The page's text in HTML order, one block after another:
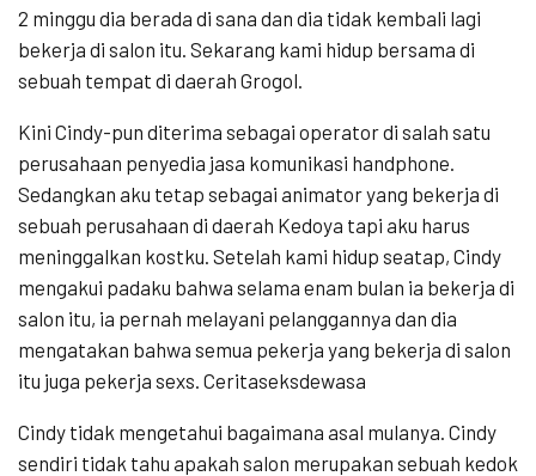
2 minggu dia berada di sana dan dia tidak kembali lagi
bekerja di salon itu. Sekarang kami hidup bersama di
sebuah tempat di daerah Grogol.
Kini Cindy-pun diterima sebagai operator di salah satu
perusahaan penyedia jasa komunikasi handphone.
Sedangkan aku tetap sebagai animator yang bekerja di
sebuah perusahaan di daerah Kedoya tapi aku harus
meninggalkan kostku. Setelah kami hidup seatap, Cindy
mengakui padaku bahwa selama enam bulan ia bekerja di
salon itu, ia pernah melayani pelanggannya dan dia
mengatakan bahwa semua pekerja yang bekerja di salon
itu juga pekerja sexs. Ceritaseksdewasa
Cindy tidak mengetahui bagaimana asal mulanya. Cindy
sendiri tidak tahu apakah salon merupakan sebuah kedok